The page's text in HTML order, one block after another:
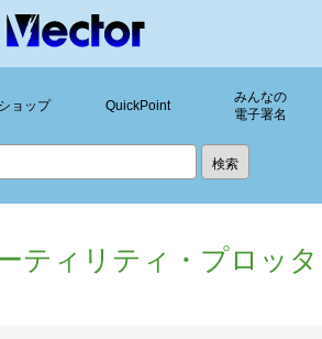
ョップ QuickPoint
みんなの
電子署名
ティリティ・プロッタ